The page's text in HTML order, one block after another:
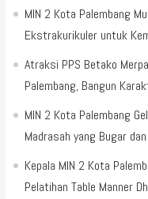
MIN 2 Kota Palembang
Ekstrakurikuler untuk
Atraksi PPS Betako
Palembang, Bangun
MIN 2 Kota Palembang
Madrasah yang Bugar
Kepala MIN 2 Kota
Pelatihan Table Manner